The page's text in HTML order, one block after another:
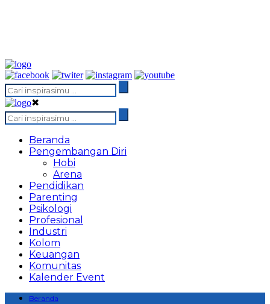
✖
Beranda
Pengembangan Diri
Hobi
Arena
Pendidikan
Parenting
Psikologi
Profesional
Industri
Kolom
Keuangan
Komunitas
Kalender Event
Beranda